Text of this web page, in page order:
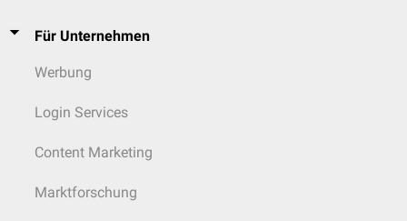
Für Unternehmen
Werbung
Login Services
Content Marketing
Marktforschung